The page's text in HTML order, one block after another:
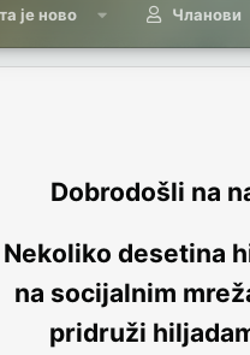
је ново Чланови
Dobrodošli na
Nekoliko desetina
na socijalnim
pridruži